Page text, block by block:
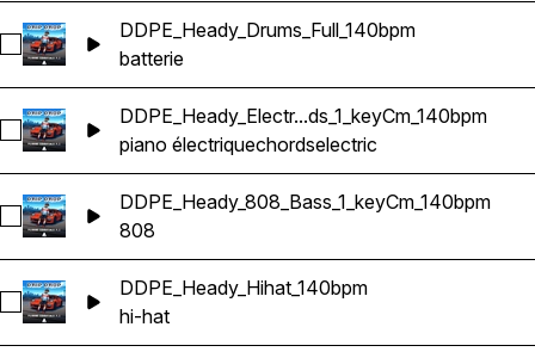
Sélectionnez DDPE_Heady_Drums_Full_140bpm
DDPE_Heady_Drums_Full_140bpm
batterie
Sélectionnez
DDPE_Heady_Electr...ds_1_keyCm_140bpm
piano électriquechordselectric
Sélectionnez DDPE_Heady_808_Bass_1_keyCm_140bpm
DDPE_Heady_808_Bass_1_keyCm_140bpm
808
Sélectionnez DDPE_Heady_Hihat_140bpm
DDPE_Heady_Hihat_140bpm
hi-hat